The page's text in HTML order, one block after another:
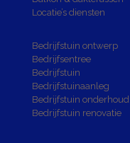
Locatie’s diensten
Bedrijfstuin ontwerp
Bedrijfsentree
Bedrijfstuin
Bedrijfstuinaanleg
Bedrijfstuin onderhoud
Bedrijfstuin renovatie